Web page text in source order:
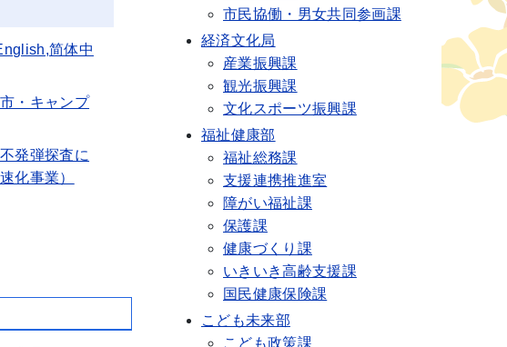
简体中
・キャンプ
発弾探査に
化事業）
市民協働・男女共同参画課
経済文化局
産業振興課
観光振興課
文化スポーツ振興課
福祉健康部
福祉総務課
支援連携推進室
障がい福祉課
保護課
健康づくり課
いきいき高齢支援課
国民健康保険課
こども未来部
こども政策課